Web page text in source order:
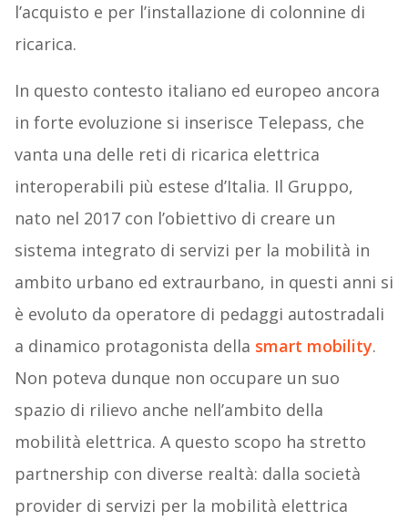
l’acquisto e per l’installazione di colonnine di
ricarica.
In questo contesto italiano ed europeo ancora
in forte evoluzione si inserisce Telepass, che
vanta una delle reti di ricarica elettrica
interoperabili più estese d’Italia. Il Gruppo,
nato nel 2017 con l’obiettivo di creare un
sistema integrato di servizi per la mobilità in
ambito urbano ed extraurbano, in questi anni si
è evoluto da operatore di pedaggi autostradali
a dinamico protagonista della smart mobility.
Non poteva dunque non occupare un suo
spazio di rilievo anche nell’ambito della
mobilità elettrica. A questo scopo ha stretto
partnership con diverse realtà: dalla società
provider di servizi per la mobilità elettrica